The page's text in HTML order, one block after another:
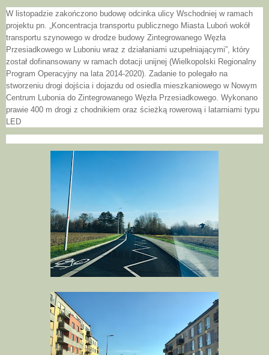
W listopadzie zakończono budowę odcinka ulicy Wschodniej w ramach
projektu pn. „Koncentracja transportu publicznego Miasta Luboń wokół
transportu szynowego w drodze budowy Zintegrowanego Węzła
Przesiadkowego w Luboniu wraz z działaniami uzupełniającymi”, który
został dofinansowany w ramach dotacji unijnej (Wielkopolski Regionalny
Program Operacyjny na lata 2014-2020). Zadanie to polegało na
stworzeniu drogi dojścia i dojazdu od osiedla mieszkaniowego w Nowym
Centrum Lubonia do Zintegrowanego Węzła Przesiadkowego. Wykonano
prawie 400 m drogi z chodnikiem oraz ścieżką rowerową i latarniami typu
LED